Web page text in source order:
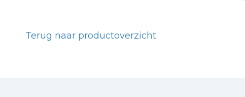
Terug naar productoverzicht